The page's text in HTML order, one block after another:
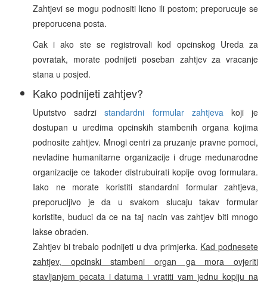
Zahtjevi se mogu podnositi licno ili postom; preporucuje se
preporucena posta.
Cak i ako ste se registrovali kod opcinskog Ureda za
povratak, morate podnijeti poseban zahtjev za vracanje
stana u posjed.
Kako podnijeti zahtjev?
Uputstvo sadrzistandardni formular zahtjeva koji je
dostupan u uredima opcinskih stambenih organa kojima
podnosite zahtjev. Mnogi centri za pruzanje pravne pomoci,
nevladine humanitarne organizacije i druge medunarodne
organizacije ce takoder distrubuirati kopije ovog formulara.
Iako ne morate koristiti standardni formular zahtjeva,
preporucljivo je da u svakom slucaju takav formular
koristite, buduci da ce na taj nacin vas zahtjev biti mnogo
lakse obraden.
Zahtjev bi trebalo podnijeti u dva primjerka. Kad podnesete
zahtjev, opcinski stambeni organ ga mora ovjeriti
stavljanjem pecata i datuma i vratiti vam jednu kopiju na